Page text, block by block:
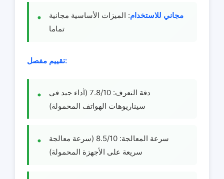
مجاني للاستخدام: الميزات الأساسية مجانية
تماما
تقييم مفصل:
دقة التعرف: 7.8/10 (أداء جيد في
سيناريوهات الهواتف المحمولة)
سرعة المعالجة: 8.5/10 (سرعة معالجة
سريعة على الأجهزة المحمولة)